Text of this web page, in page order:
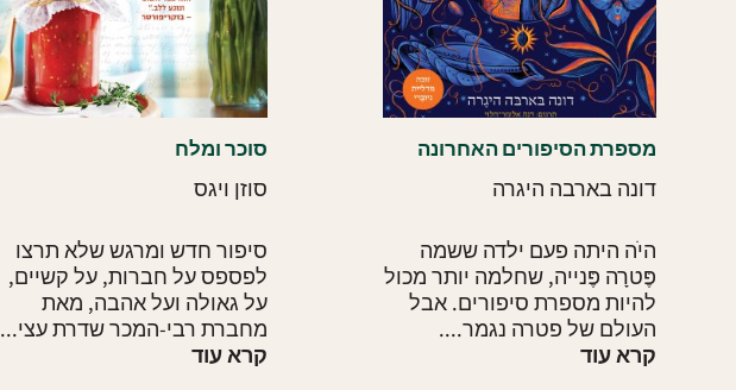
מספרת הסיפורים האחרונה
דונה בארבה היגרה
היֹה היתה פעם ילדה ששמה
פֶּטרָה פֶּנייה, שחלמה יותר מכול
להיות מספרת סיפורים. אבל
העולם של פטרה נגמר....
קרא עוד
סוכר ומלח
סוזן ויגס
סיפור חדש ומרגש שלא תרצו
לפספס על חברות, על קשיים,
על גאולה ועל אהבה, מאת
מחברת רבי-המכר שדרת עצי...
קרא עוד